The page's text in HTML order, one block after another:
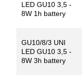
LED GU10 3,5 -
8W 1h battery
GU10/8/3 UNI
LED GU10 3,5 -
8W 3h battery